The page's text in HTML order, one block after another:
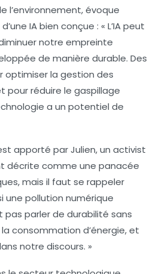
l’environnement, évoque
IA bien conçue : « L’IA peut
notre empreinte
de manière durable. Des
optimiser la gestion des
pourréduire le gaspillage
a un potentiel de
apporté par Julien, un activist
décrite comme une panacée
mais il faut se rappeler
une pollution numérique
parler de durabilité sans
consommation d’énergie, et
notre discours. »